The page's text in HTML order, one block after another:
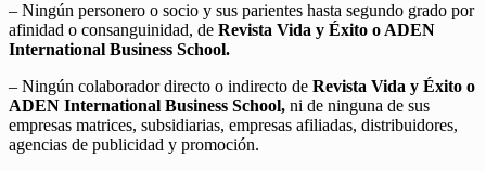
– Ningún personero o socio y sus parientes hasta segundo grado por
afinidad o consanguinidad, de Revista Vida y Éxito o ADEN
International Business School.
– Ningún colaborador directo o indirecto de Revista Vida y Éxito o
ADEN International Business School, ni de ninguna de sus
empresas matrices, subsidiarias, empresas afiliadas, distribuidores,
agencias de publicidad y promoción.